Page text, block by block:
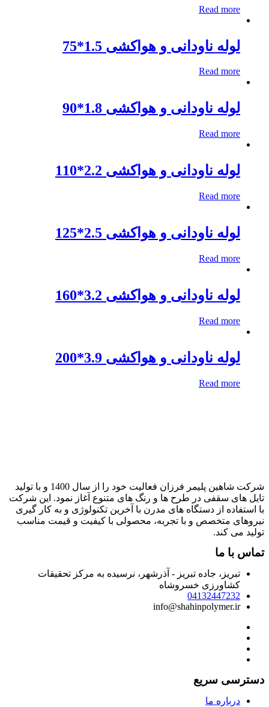
Read more
لوله ناودانی و هواکشی 1.5*75
Read more
لوله ناودانی و هواکشی 1.8*90
Read more
لوله ناودانی و هواکشی 2.2*110
Read more
لوله ناودانی و هواکشی 2.5*125
Read more
لوله ناودانی و هواکشی 3.2*160
Read more
لوله ناودانی و هواکشی 3.9*200
Read more
شرکت شاهین پلیمر فرزان فعالیت خود را از سال 1400 و با تولید
تایل های سقفی در طرح ها و رنگ های متنوع آغاز نمود. این شرکت
با استفاده از دستگاه های مدرن با آخرین تکنولوژی و به کار گیری
نیروهای متخصص و با تجربه، محصولی با کیفیت و قیمت مناسب
تولید می کند.
تماس با ما
تبریز، جاده تبریز - آذرشهر، نرسیده به مرکز تحقیقات
کشاورزی خسروشاه
04132447232
info@shahinpolymer.ir
دسترسی سریع
درباره ما